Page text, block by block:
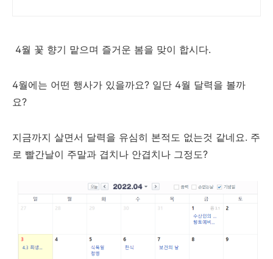
4월 꽃 향기 맡으며 즐거운 봄을 맞이 합시다.
4월에는 어떤 행사가 있을까요? 일단 4월 달력을 볼까
요?
지금까지 살면서 달력을 유심히 본적도 없는것 같네요. 주
로 빨간날이 주말과 겹치나 안겹치나 그정도?